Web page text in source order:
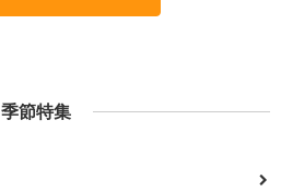
季節特集